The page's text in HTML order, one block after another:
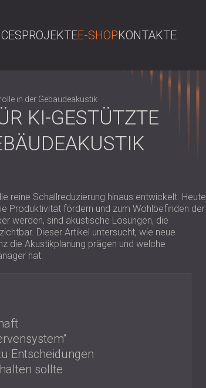
PROJEKTEE-SHOPKONTAKTE
in der Gebäudeakustik
KI-GESTÜTZTE
reine Schallreduzierung hinaus entwickelt. Heute
Produktivität fördern und zum Wohlbefinden der
werden, sind akustische Lösungen, die
Dieser Artikel untersucht, wie neue
die Akustikplanung prägen und welche
hat.
Entscheidungen
sollte